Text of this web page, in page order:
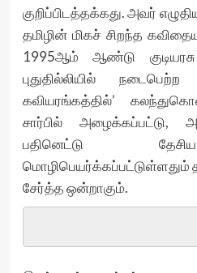
குறிப்பிடத்தக்கது. அவர்
தமிழின் மிகச் சிறந்த
1995ஆம் ஆண்டு
புதுதில்லியில்
கவியரங்கத்தில்’
சார்பில் அழைக்கப்பட்டு,
பதினெட்டு
மொழிபெயர்க்கப்பட்டுள்ளதும்
சேர்த்த ஒன்றாகும்.